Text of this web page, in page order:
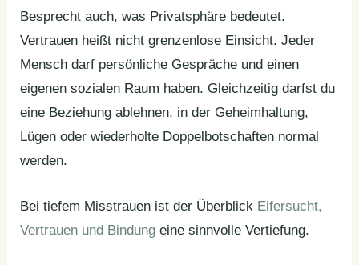
Besprecht auch, was Privatsphäre bedeutet.
Vertrauen heißt nicht grenzenlose Einsicht. Jeder
Mensch darf persönliche Gespräche und einen
eigenen sozialen Raum haben. Gleichzeitig darfst du
eine Beziehung ablehnen, in der Geheimhaltung,
Lügen oder wiederholte Doppelbotschaften normal
werden.
Bei tiefem Misstrauen ist der Überblick Eifersucht,
Vertrauen und Bindungeine sinnvolle Vertiefung.